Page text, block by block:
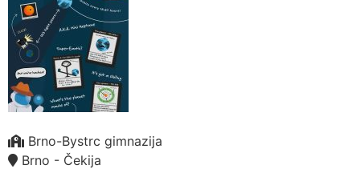
Brno-Bystrc gimnazija
Brno - Čekija